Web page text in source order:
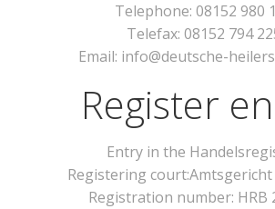
Telephone: 08152 980
Telefax: 08152 794
Email: info@deutsche-
Register
Entry in the
Registering
Registration number: HRB